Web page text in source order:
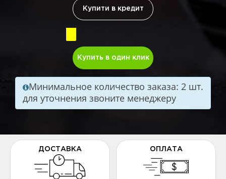
Купити в кредит
Купить в один клик
Минимальное количество заказа: 2 шт.
для уточнения звоните менеджеру
ДОСТАВКА ОПЛАТА